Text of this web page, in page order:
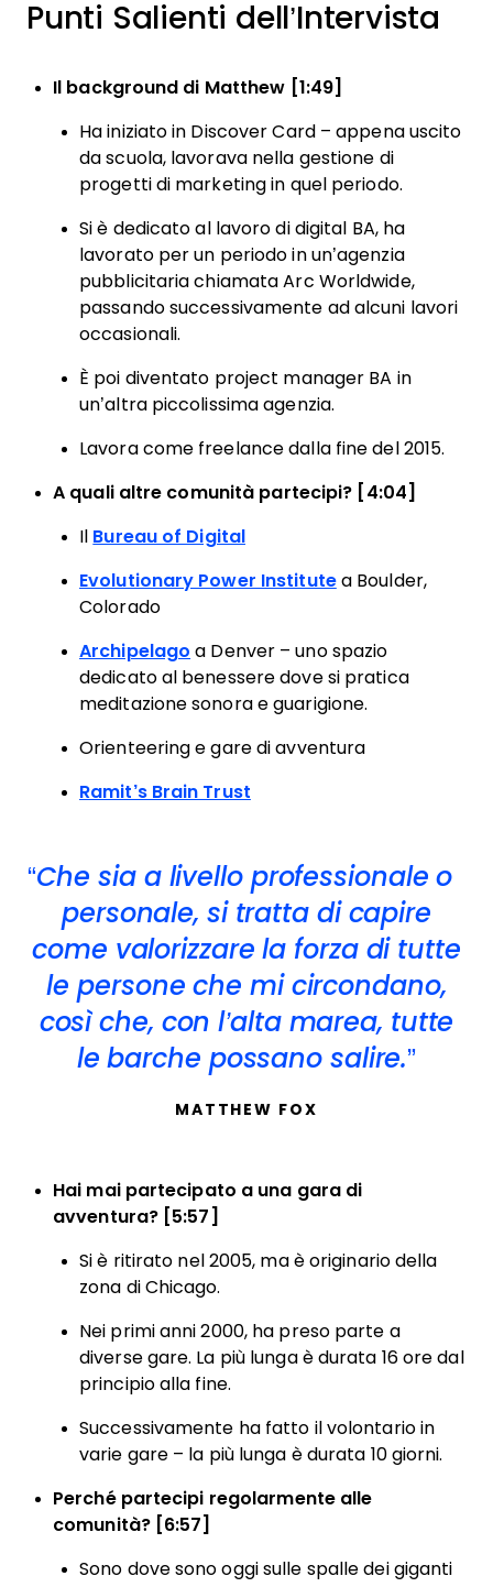
Punti Salienti dell’Intervista
Il background di Matthew [1:49]
Ha iniziato in Discover Card – appena uscito
da scuola, lavorava nella gestione di
progetti di marketing in quel periodo.
Si è dedicato al lavoro di digital BA, ha
lavorato per un periodo in un’agenzia
pubblicitaria chiamata Arc Worldwide,
passando successivamente ad alcuni lavori
occasionali.
È poi diventato project manager BA in
un’altra piccolissima agenzia.
Lavora come freelance dalla fine del 2015.
A quali altre comunità partecipi? [4:04]
Il Bureau of Digital
Evolutionary Power Institutea Boulder,
Colorado
Archipelago a Denver – uno spazio
dedicato al benessere dove si pratica
meditazione sonora e guarigione.
Orienteering e gare di avventura
Ramit’s Brain Trust
Che sia a livello professionale o
personale, si tratta di capire
come valorizzare la forza di tutte
le persone che mi circondano,
così che, con l’alta marea, tutte
le barche possano salire.
MATTHEW FOX
Hai mai partecipato a una gara di
avventura? [5:57]
Si è ritirato nel 2005, ma è originario della
zona di Chicago.
Nei primi anni 2000, ha preso parte a
diverse gare. La più lunga è durata 16 ore dal
principio alla fine.
Successivamente ha fatto il volontario in
varie gare – la più lunga è durata 10 giorni.
Perché partecipi regolarmente alle
comunità? [6:57]
Sono dove sono oggi sulle spalle dei giganti